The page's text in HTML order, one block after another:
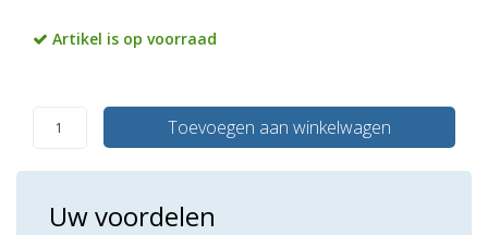
Artikel is op voorraad
Toevoegen aan winkelwagen
Uw voordelen